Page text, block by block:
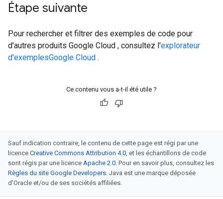
Étape suivante
Pour rechercher et filtrer des exemples de code pour
d'autres produits Google Cloud , consultez l'explorateur
d'exemplesGoogle Cloud .
Ce contenu vous a-t-il été utile ?
Sauf indication contraire, le contenu de cette page est régi par une
licence Creative Commons Attribution 4.0, et les échantillons de code
sont régis par une licence Apache 2.0. Pour en savoir plus, consultez les
Règles du site Google Developers. Java est une marque déposée
d'Oracle et/ou de ses sociétés affiliées.